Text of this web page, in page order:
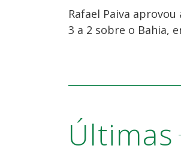
Rafael Paiva
3 a 2 sobre o Bahia,
Últimas